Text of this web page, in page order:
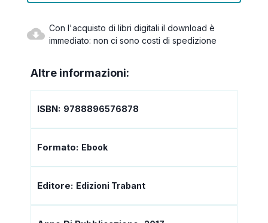
Con l'acquisto di libri digitali il download è
immediato: non ci sono costi di spedizione
Altre informazioni:
ISBN: 9788896576878
Formato: Ebook
Editore: Edizioni Trabant